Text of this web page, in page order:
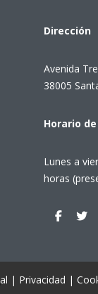
Dirección
Avenida
38005
Horario
Lunes a
horas
| Privacidad |